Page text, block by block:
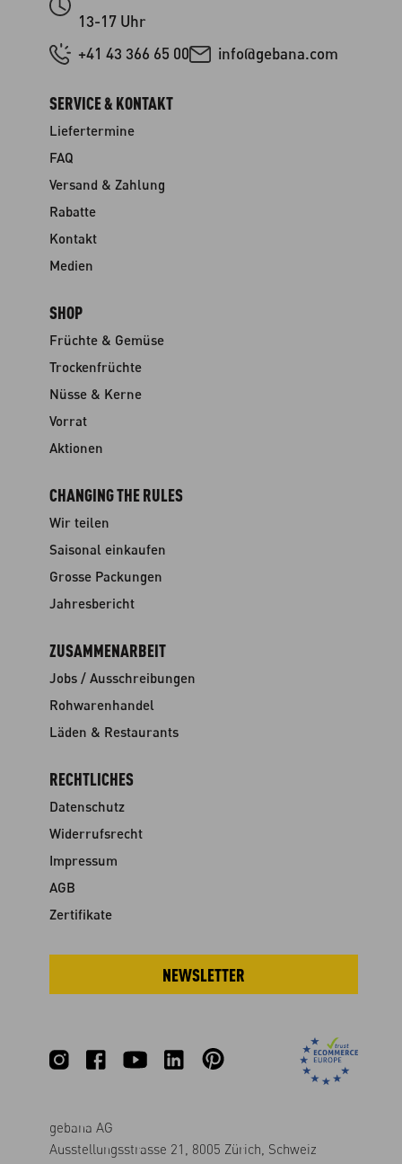
13-17 Uhr
+41 43 366 65 00
info@gebana.com
SERVICE & KONTAKT
Liefertermine
FAQ
Versand & Zahlung
Rabatte
Kontakt
Medien
SHOP
Früchte & Gemüse
Trockenfrüchte
Nüsse & Kerne
Vorrat
Aktionen
CHANGING THE RULES
Wir teilen
Saisonal einkaufen
Grosse Packungen
Jahresbericht
ZUSAMMENARBEIT
Jobs / Ausschreibungen
Rohwarenhandel
Läden & Restaurants
RECHTLICHES
Datenschutz
Widerrufsrecht
Impressum
AGB
Zertifikate
NEWSLETTER
gebana AG
Ausstellungsstrasse 21, 8005 Zürich, Schweiz